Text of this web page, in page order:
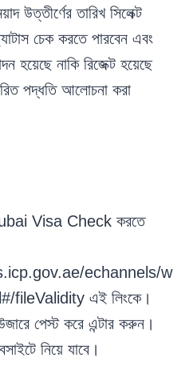
উত্তীর্ণের তারিখ সিলেক্ট
চেক করতে পারবেন এবং
নাকি রিজেক্ট হয়েছে
পদ্ধতি আলোচনা করা
Visa Check করতে
echannels/w
এই লিংকে।
পেস্ট করে এন্টার করুন।
নিয়ে যাবে।